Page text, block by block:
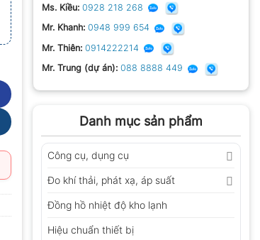
Ms. Kiều: 0928 218 268
Mr. Khanh: 0948 999 654
Mr. Thiên: 0914222214
Mr. Trung (dự án): 088 8888 449
Danh mục sản phẩm
Công cụ, dụng cụ
Đo khí thải, phát xạ, áp suất
Đồng hồ nhiệt độ kho lạnh
Hiệu chuẩn thiết bị